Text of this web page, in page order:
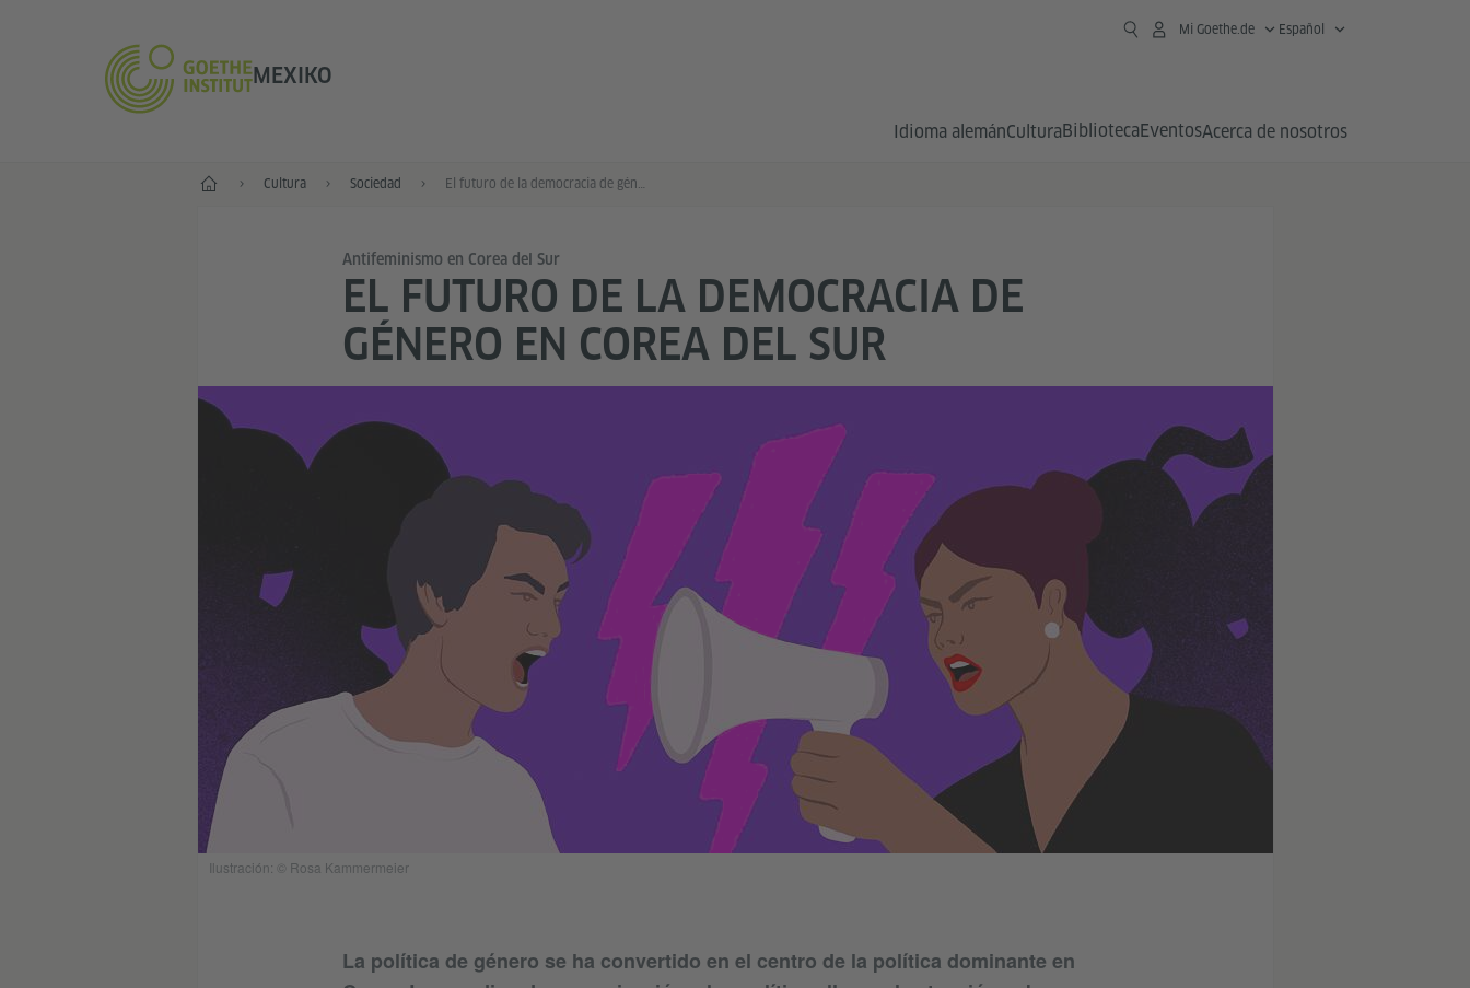
MEXIKO
Mi Goethe.de Español
Idioma alemánCulturaBibliotecaEventosAcerca de nosotros
Inicio Cultura Sociedad El futuro de la democracia de género en Corea del Sur
Antifeminismo en Corea del Sur
EL FUTURO DE LA DEMOCRACIA DE
GÉNERO EN COREA DEL SUR
Ilustración: © Rosa Kammermeier
La política de género se ha convertido en el centro de la política dominante en